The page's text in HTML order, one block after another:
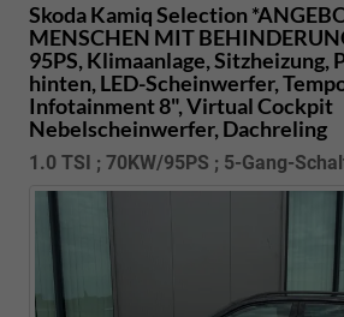
Skoda KamiqSelection
MENSCHEN MIT
95PS, Klimaanlage, Sitzheizung,
hinten, LED-Scheinwerfer,
Infotainment 8", Virtual Cockpit
Nebelscheinwerfer, Dachreling
1.0 TSI ; 70KW/95PS ; 5-Gang-